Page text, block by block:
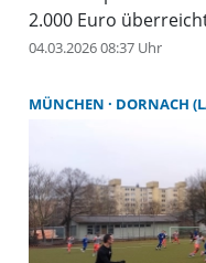
2.000 Euro
04.03.2026 08:37 Uhr
MÜNCHEN DORNACH